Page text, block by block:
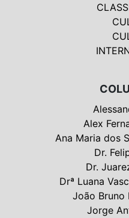
Alex
Ana Maria dos
Dr.
Dr.
Drª Luana
João Bruno
Jorge